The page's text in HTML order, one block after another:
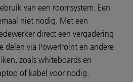
van een roomsystem. Een
niet nodig. Met een
direct een vergadering
delen via PowerPoint en andere
zoals whiteboards en
of kabel voor nodig.